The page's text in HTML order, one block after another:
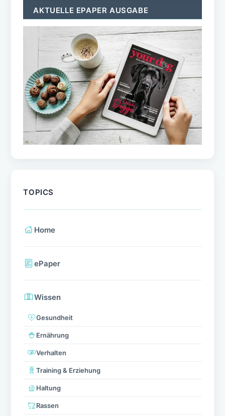
AKTUELLE EPAPER AUSGABE
TOPICS
Home
ePaper
Wissen
Gesundheit
Ernährung
Verhalten
Training & Erziehung
Haltung
Rassen